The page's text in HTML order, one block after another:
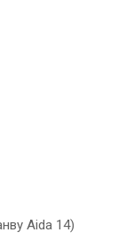
Aida 14)